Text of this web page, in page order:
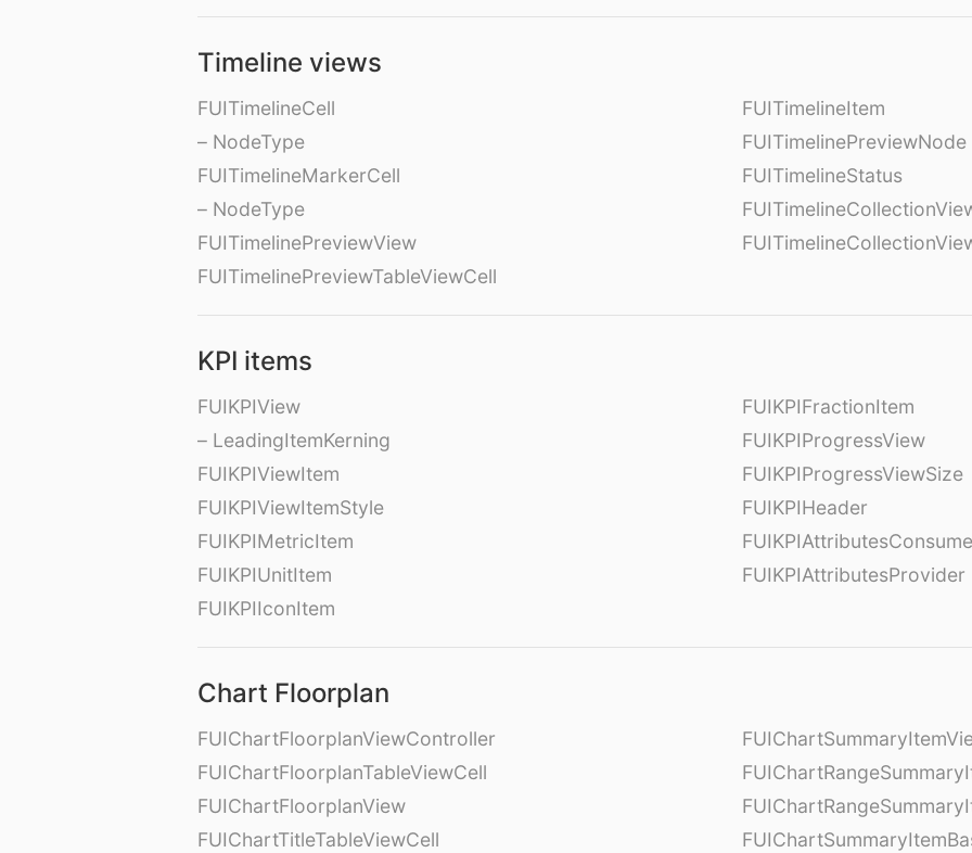
Timeline views
FUITimelineCell
– NodeType
FUITimelineMarkerCell
– NodeType
FUITimelinePreviewView
FUITimelinePreviewTableViewCell
FUITimelineItem
FUITimelinePreviewNode
FUITimelineStatus
KPI items
FUIKPIView
– LeadingItemKerning
FUIKPIViewItem
FUIKPIViewItemStyle
FUIKPIMetricItem
FUIKPIUnitItem
FUIKPIIconItem
FUIKPIFractionItem
FUIKPIProgressView
FUIKPIProgressViewSize
FUIKPIHeader
FUIKPIAttributesProvider
Chart Floorplan
FUIChartFloorplanViewController
FUIChartFloorplanTableViewCell
FUIChartFloorplanView
FUIChartTitleTableViewCell